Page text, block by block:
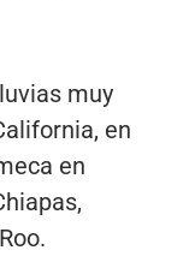
muy
en
en